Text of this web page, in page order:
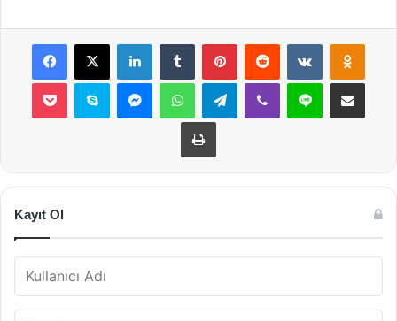
Facebook
X LinkedInTumblr PinterestReddit VKontakte
Pocket Skype MessengerWhatsAppTelegramViber Line E-Posta ile
Yazdır
Kayıt Ol